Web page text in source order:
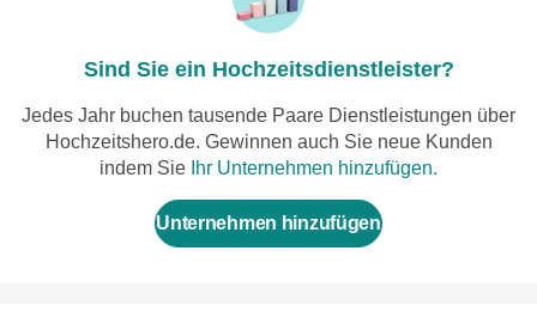
Sind Sie ein Hochzeitsdienstleister?
Jedes Jahr buchen tausende Paare Dienstleistungen über
Hochzeitshero.de. Gewinnen auch Sie neue Kunden
indem Sie Ihr Unternehmen hinzufügen.
Unternehmen hinzufügen